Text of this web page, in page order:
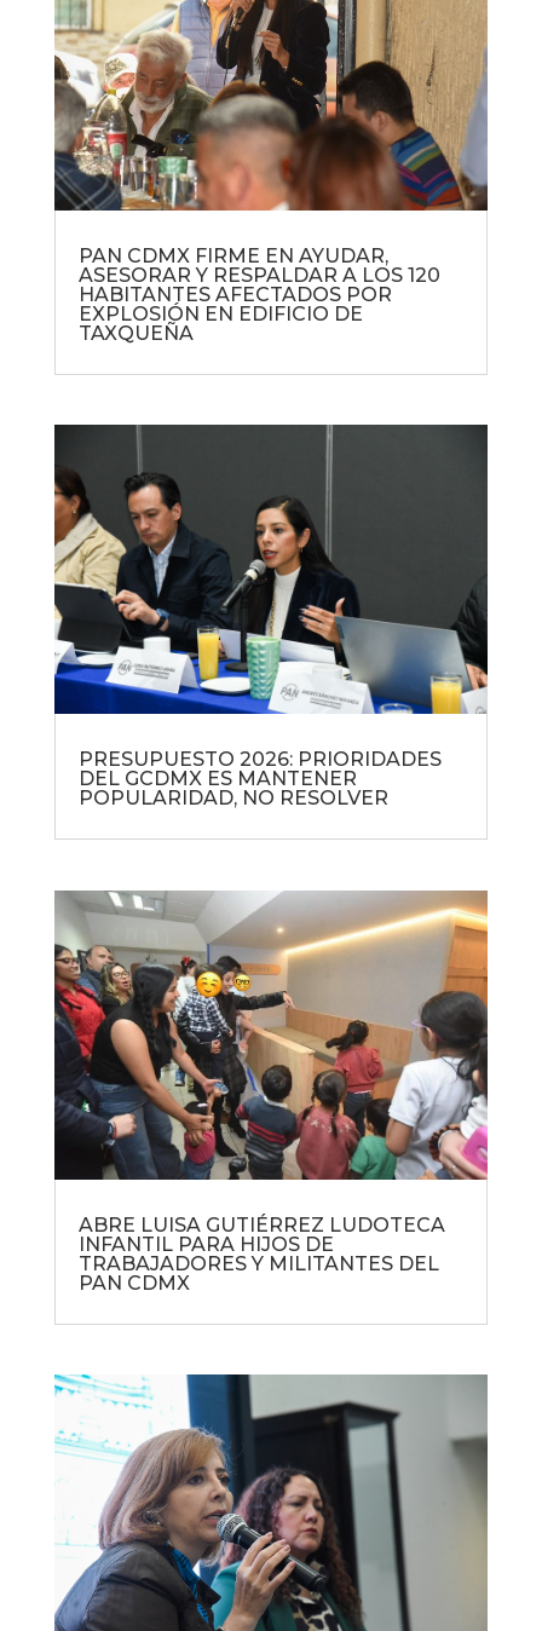
PAN CDMX FIRME EN AYUDAR,
ASESORAR Y RESPALDAR A LOS 120
HABITANTES AFECTADOS POR
EXPLOSIÓN EN EDIFICIO DE
TAXQUEÑA
PRESUPUESTO 2026: PRIORIDADES
DEL GCDMX ES MANTENER
POPULARIDAD, NO RESOLVER
ABRE LUISA GUTIÉRREZ LUDOTECA
INFANTIL PARA HIJOS DE
TRABAJADORES Y MILITANTES DEL
PAN CDMX